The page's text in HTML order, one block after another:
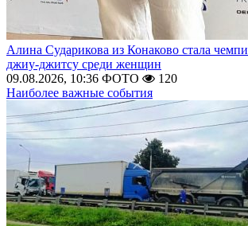
Алина Сударикова из Конаково стала
джиу-джитсу среди женщин
09.08.2026, 10:36 ФОТО
120
Наиболее важные события